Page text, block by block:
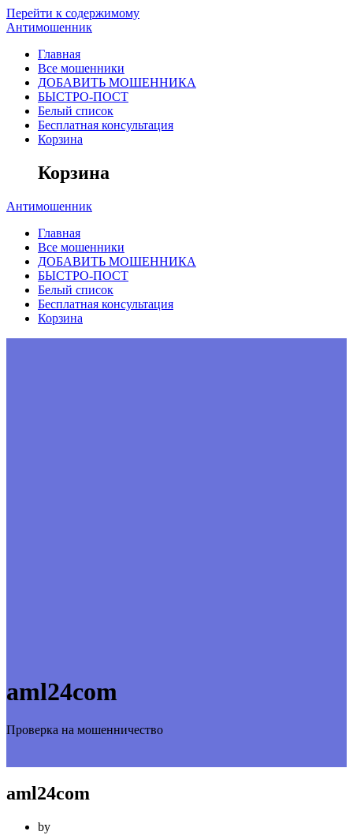
Перейти к содержимому
Антимошенник
Главная
Все мошенники
ДОБАВИТЬ МОШЕННИКА
БЫСТРО-ПОСТ
Белый список
Бесплатная консультация
Корзина
Корзина
Антимошенник
Главная
Все мошенники
ДОБАВИТЬ МОШЕННИКА
БЫСТРО-ПОСТ
Белый список
Бесплатная консультация
Корзина
aml24com
Проверка на мошенничество
aml24com
by